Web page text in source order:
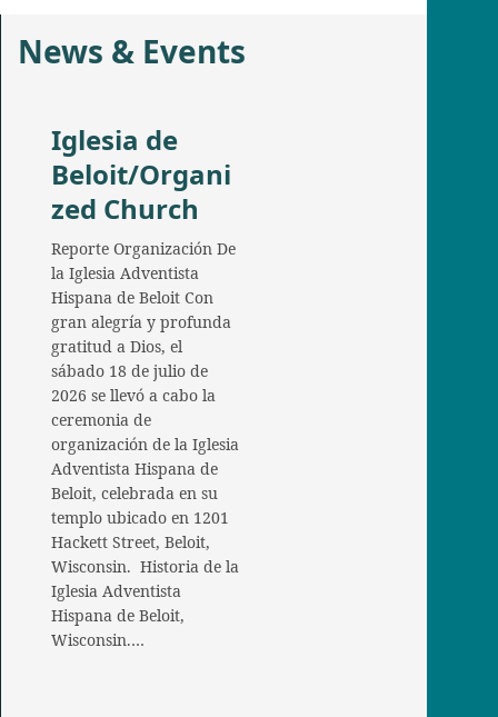
News & Events
Iglesia de
Beloit/Organi
zed Church
Reporte Organización De
la Iglesia Adventista
Hispana de Beloit Con
gran alegría y profunda
gratitud a Dios, el
sábado 18 de julio de
2026 se llevó a cabo la
ceremonia de
organización de la Iglesia
Adventista Hispana de
Beloit, celebrada en su
templo ubicado en 1201
Hackett Street, Beloit,
Wisconsin. Historia de la
Iglesia Adventista
Hispana de Beloit,
Wisconsin.…